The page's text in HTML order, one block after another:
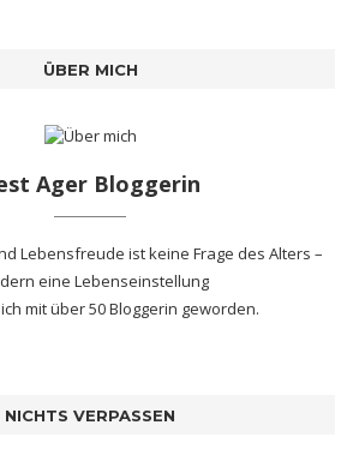
ÜBER MICH
Ager Bloggerin
Lebensfreude ist keine Frage des Alters –
eine Lebenseinstellung
mitüber 50 Bloggerin geworden.
NICHTS VERPASSEN